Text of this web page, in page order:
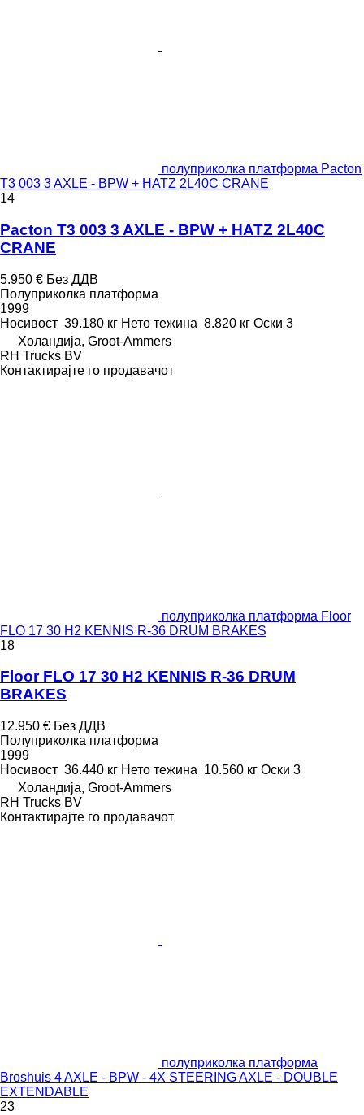
полуприколка платформа Pacton
T3 003 3 AXLE - BPW + HATZ 2L40C CRANE
14
Pacton T3 003 3 AXLE - BPW + HATZ 2L40C
CRANE
5.950 € Без ДДВ
Полуприколка платформа
1999
Носивост 39.180 кг Нето тежина 8.820 кг Оски 3
Холандија, Groot-Ammers
RH Trucks BV
Контактирајте го продавачот
полуприколка платформа Floor
FLO 17 30 H2 KENNIS R-36 DRUM BRAKES
18
Floor FLO 17 30 H2 KENNIS R-36 DRUM
BRAKES
12.950 € Без ДДВ
Полуприколка платформа
1999
Носивост 36.440 кг Нето тежина 10.560 кг Оски 3
Холандија, Groot-Ammers
RH Trucks BV
Контактирајте го продавачот
полуприколка платформа
Broshuis 4 AXLE - BPW - 4X STEERING AXLE - DOUBLE
EXTENDABLE
23